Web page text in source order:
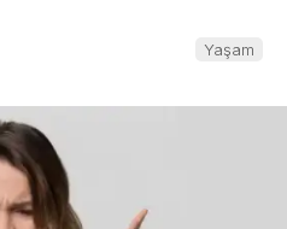
Yaşam